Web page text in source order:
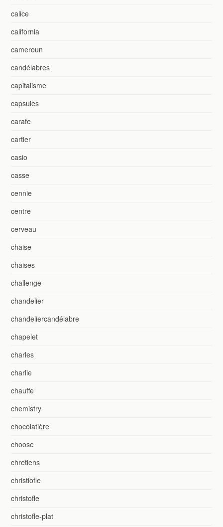
calice
california
cameroun
candélabres
capitalisme
capsules
carafe
cartier
casio
casse
cennie
centre
cerveau
chaise
chaises
challenge
chandelier
chandeliercandélabre
chapelet
charles
charlie
chauffe
chemistry
chocolatière
choose
chretiens
christiofle
christofle
christofle-plat